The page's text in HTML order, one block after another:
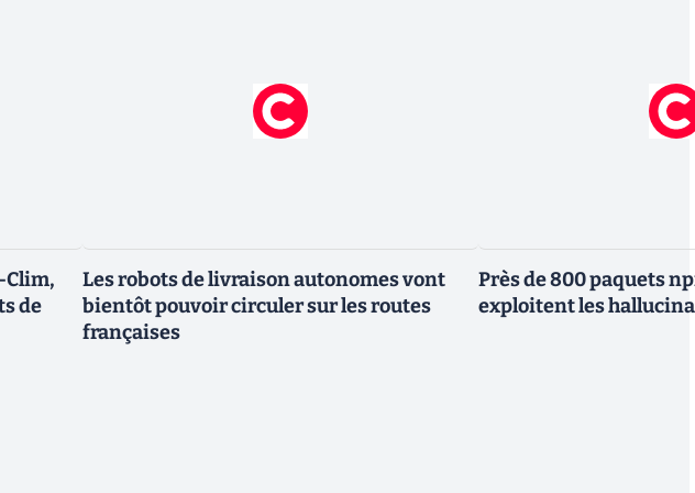
Clim,
de
Les robots de livraison autonomes vont
bientôt pouvoir circuler sur les routes
françaises
Près de 800 paquets
exploitent les